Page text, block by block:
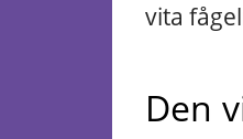
vita
Den